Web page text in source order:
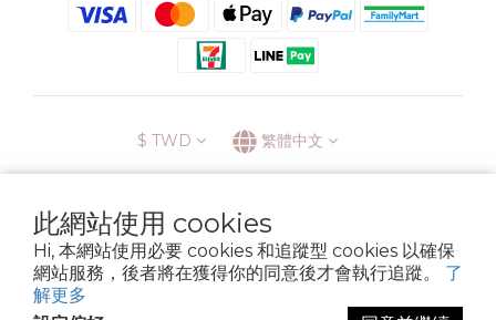
此網站使用 cookies
Hi, 本網站使用必要 cookies 和追蹤型 cookies 以確保
網站服務，後者將在獲得你的同意後才會執行追蹤。 了
解更多
$ TWD 繁體中文
░\\ 會員升級表 //░
運送方式
退換貨政策 條款與細則
隱私政策
Copyright © 2022 6street. All rights reserved.